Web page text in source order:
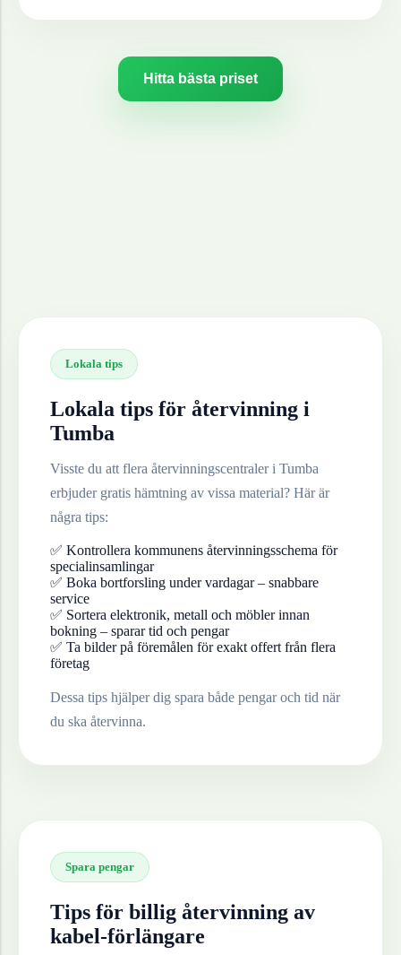
Hitta bästa priset
Lokala tips
Lokala tips för återvinning i
Tumba
Visste du att flera återvinningscentraler i Tumba
erbjuder gratis hämtning av vissa material? Här är
några tips:
✅ Kontrollera kommunens återvinningsschema för
specialinsamlingar
✅ Boka bortforsling under vardagar – snabbare
service
✅ Sortera elektronik, metall och möbler innan
bokning – sparar tid och pengar
✅ Ta bilder på föremålen för exakt offert från flera
företag
Dessa tips hjälper dig spara både pengar och tid när
du ska återvinna.
Spara pengar
Tips för billig återvinning av
kabel-förlängare